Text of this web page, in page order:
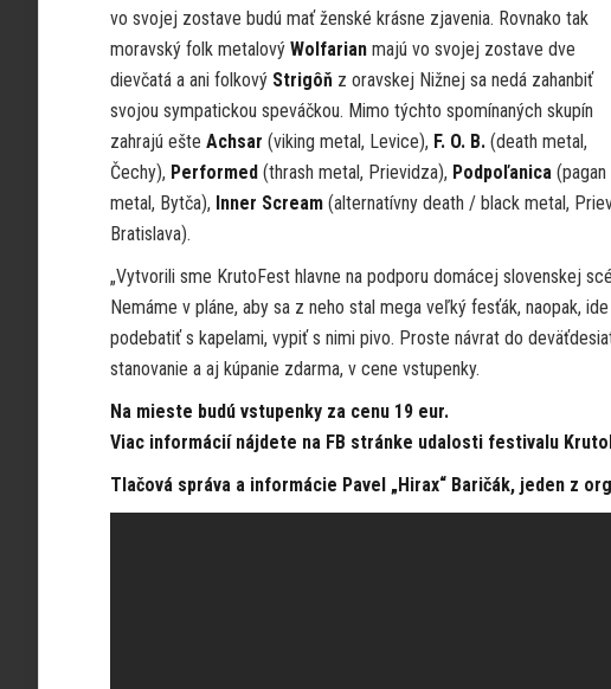
vo svojej zostave budú mať ženské krásne zjavenia. Rovnako tak
moravský folk metalový Wolfarian majú vo svojej zostave dve
dievčatá a ani folkový Strigôň z oravskej Nižnej sa nedá zahanbiť
svojou sympatickou speváčkou. Mimo týchto spomínaných skupín
zahrajú ešte Achsar (viking metal, Levice), F. O. B. (death metal,
Čechy), Performed (thrash metal, Prievidza), Podpoľanica
metal, Bytča), Inner Scream (alternatívny death / black metal,
Bratislava).
„Vytvorili sme KrutoFest hlavne na podporu domácej slovenskej
Nemáme v pláne, aby sa z neho stal mega veľký fesťák, naopak,
podebatiť s kapelami, vypiť s nimi pivo. Proste návrat do
stanovanie a aj kúpanie zdarma, v cene vstupenky.
Na mieste budú vstupenky za cenu 19 eur.
Viac informácií nájdete na FB stránke udalosti festivalu
Tlačová správa a informácie Pavel „Hirax“ Baričák, jeden z